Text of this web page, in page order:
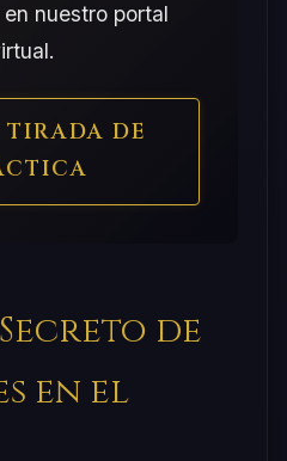
nuestro portal
DE
de
en el